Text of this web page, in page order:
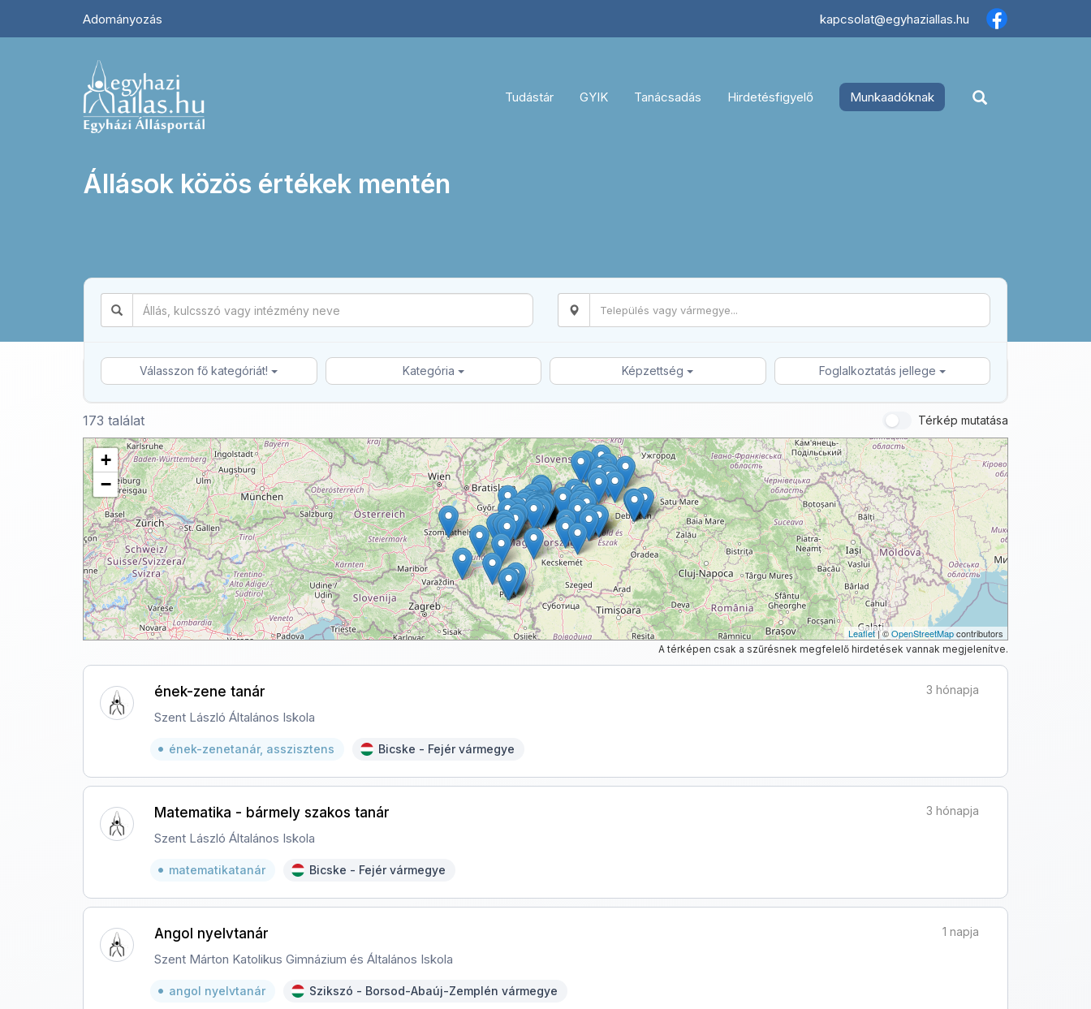
Adományozás kapcsolat@egyhaziallas.hu
Tudástár GYIK Tanácsadás Hirdetésfigyelő Munkaadóknak
Állások közös értékek mentén
Válasszon fő kategóriát! Kategória Képzettség Foglalkoztatás jellege
173 találat Térkép mutatása
+
−
Leaflet| ©OpenStreetMapcontributors
A térképen csak a szűrésnek megfelelő hirdetések vannak megjelenítve.
ének-zene tanár 3 hónapja
Szent László Általános Iskola
ének-zenetanár, asszisztens Bicske - Fejér vármegye
Matematika - bármely szakos tanár 3 hónapja
Szent László Általános Iskola
matematikatanár Bicske - Fejér vármegye
Angol nyelvtanár 1 napja
Szent Márton Katolikus Gimnázium és Általános Iskola
angol nyelvtanár Szikszó - Borsod-Abaúj-Zemplén vármegye